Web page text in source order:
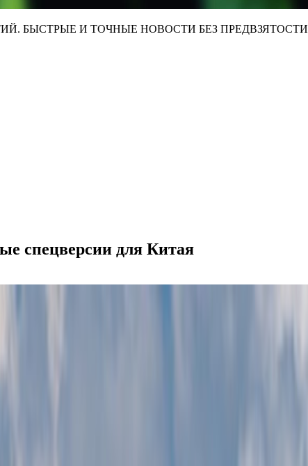
БЫСТРЫЕ И ТОЧНЫЕ НОВОСТИ БЕЗ ПРЕДВЗЯТОСТИ
спецверсии для Китая